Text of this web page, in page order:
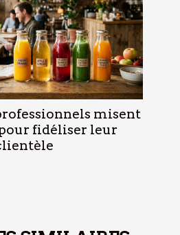
misent
fidéliser leur